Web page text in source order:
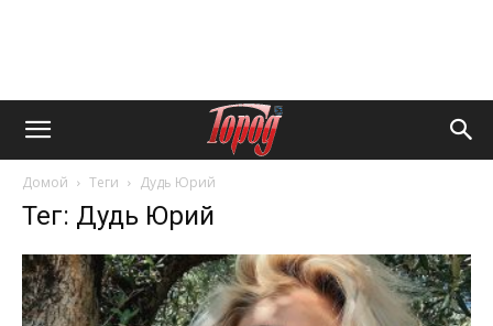
Домой Теги Дудь Юрий
Тег: Дудь Юрий